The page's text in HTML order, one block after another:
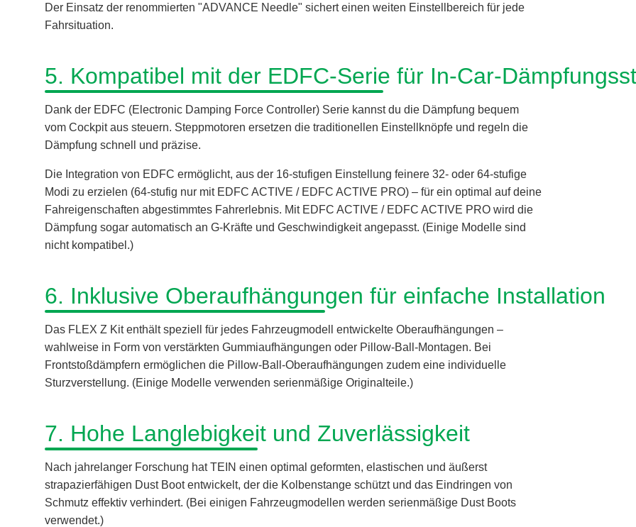
Der Einsatz der renommierten "ADVANCE Needle" sichert einen weiten Einstellbereich für jede
Fahrsituation.
5. Kompatibel mit der EDFC-Serie für In-Car-
Dank der EDFC (Electronic Damping Force Controller) Serie kannst du die Dämpfung bequem
vom Cockpit aus steuern. Steppmotoren ersetzen die traditionellen Einstellknöpfe und regeln die
Dämpfung schnell und präzise.
Die Integration von EDFC ermöglicht, aus der 16-stufigen Einstellung feinere 32- oder 64-stufige
Modi zu erzielen (64-stufig nur mit EDFC ACTIVE / EDFC ACTIVE PRO) – für ein optimal auf deine
Fahreigenschaften abgestimmtes Fahrerlebnis. Mit EDFC ACTIVE / EDFC ACTIVE PRO wird die
Dämpfung sogar automatisch an G-Kräfte und Geschwindigkeit angepasst. (Einige Modelle sind
nicht kompatibel.)
6. Inklusive Oberaufhängungen für einfache Installation
Das FLEX Z Kit enthält speziell für jedes Fahrzeugmodell entwickelte Oberaufhängungen –
wahlweise in Form von verstärkten Gummiaufhängungen oder Pillow-Ball-Montagen. Bei
Frontstoßdämpfern ermöglichen die Pillow-Ball-Oberaufhängungen zudem eine individuelle
Sturzverstellung. (Einige Modelle verwenden serienmäßige Originalteile.)
7. Hohe Langlebigkeit und Zuverlässigkeit
Nach jahrelanger Forschung hat TEIN einen optimal geformten, elastischen und äußerst
strapazierfähigen Dust Boot entwickelt, der die Kolbenstange schützt und das Eindringen von
Schmutz effektiv verhindert. (Bei einigen Fahrzeugmodellen werden serienmäßige Dust Boots
verwendet.)